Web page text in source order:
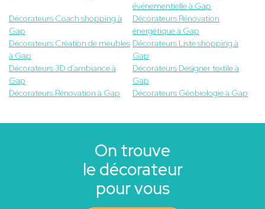
événementielle à Gap
Décorateurs Coach shopping à
Gap
Décorateurs Rénovation
énergétique à Gap
Décorateurs Création de meubles
à Gap
Décorateurs Liste shopping à
Gap
Décorateurs 3D d'ambiance à
Gap
Décorateurs Designer textile à
Gap
Décorateurs Rénovation à Gap
Décorateurs Géobiologie à Gap
On trouve
le décorateur
pour vous